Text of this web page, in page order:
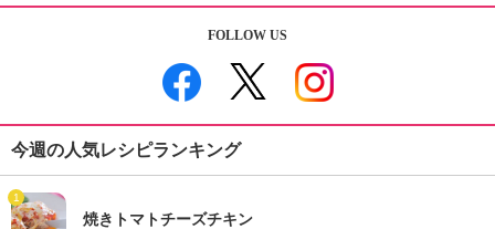
FOLLOW US
今週の人気レシピランキング
1
焼きトマトチーズチキン